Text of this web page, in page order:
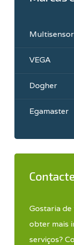
Multisensor
VEGA
Dogher
Egamaster
Gostaria
obter mais
serviços?